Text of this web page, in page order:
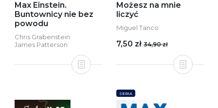
Max Einstein.
Buntownicy nie bez
powodu
Chris Grabenstein
James Patterson
Możesz na mnie
liczyć
Miguel Tanco
7,50 zł 34,90 zł
SERIA